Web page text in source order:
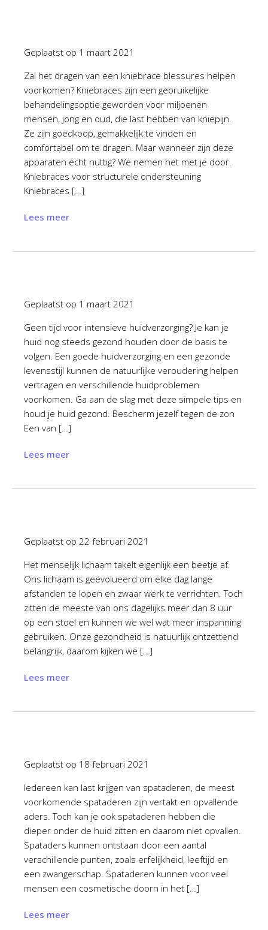
Geplaatst op 1 maart 2021
Zal het dragen van een kniebrace blessures helpen
voorkomen? Kniebraces zijn een gebruikelijke
behandelingsoptie geworden voor miljoenen
mensen, jong en oud, die last hebben van kniepijn.
Ze zijn goedkoop, gemakkelijk te vinden en
comfortabel om te dragen. Maar wanneer zijn deze
apparaten echt nuttig? We nemen het met je door.
Kniebraces voor structurele ondersteuning
Kniebraces […]
Lees meer
Geplaatst op 1 maart 2021
Geen tijd voor intensieve huidverzorging? Je kan je
huid nog steeds gezond houden door de basis te
volgen. Een goede huidverzorging en een gezonde
levensstijl kunnen de natuurlijke veroudering helpen
vertragen en verschillende huidproblemen
voorkomen. Ga aan de slag met deze simpele tips en
houd je huid gezond. Bescherm jezelf tegen de zon
Een van […]
Lees meer
Geplaatst op 22 februari 2021
Het menselijk lichaam takelt eigenlijk een beetje af.
Ons lichaam is geëvolueerd om elke dag lange
afstanden te lopen en zwaar werk te verrichten. Toch
zitten de meeste van ons dagelijks meer dan 8 uur
op een stoel en kunnen we wel wat meer inspanning
gebruiken. Onze gezondheid is natuurlijk ontzettend
belangrijk, daarom kijken we […]
Lees meer
Geplaatst op 18 februari 2021
Iedereen kan last krijgen van spataderen, de meest
voorkomende spataderen zijn vertakt en opvallende
aders. Toch kan je ook spataderen hebben die
dieper onder de huid zitten en daarom niet opvallen.
Spataders kunnen ontstaan door een aantal
verschillende punten, zoals erfelijkheid, leeftijd en
een zwangerschap. Spataderen kunnen voor veel
mensen een cosmetische doorn in het […]
Lees meer